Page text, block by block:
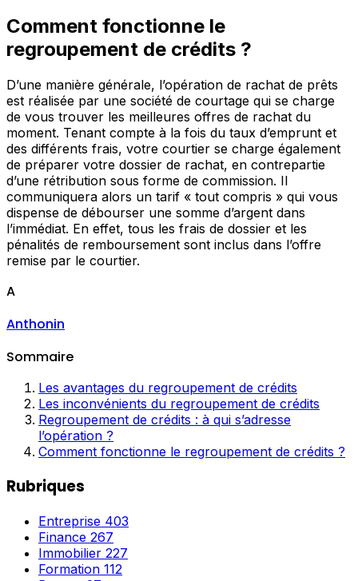
Comment fonctionne le
regroupement de crédits ?
D’une manière générale, l’opération de rachat de prêts
est réalisée par une société de courtage qui se charge
de vous trouver les meilleures offres de rachat du
moment. Tenant compte à la fois du taux d’emprunt et
des différents frais, votre courtier se charge également
de préparer votre dossier de rachat, en contrepartie
d’une rétribution sous forme de commission. Il
communiquera alors un tarif « tout compris » qui vous
dispense de débourser une somme d’argent dans
l’immédiat. En effet, tous les frais de dossier et les
pénalités de remboursement sont inclus dans l’offre
remise par le courtier.
A
Anthonin
Sommaire
Les avantages du regroupement de crédits
Les inconvénients du regroupement de crédits
Regroupement de crédits : à qui s’adresse
l’opération ?
Comment fonctionne le regroupement de crédits ?
Rubriques
Entreprise 403
Finance 267
Immobilier 227
Formation 112